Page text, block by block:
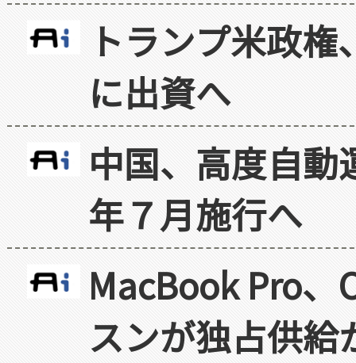
トランプ米政
に出資へ
中国、高度自
年７月施行へ
MacBook Pro
スンが独占供給